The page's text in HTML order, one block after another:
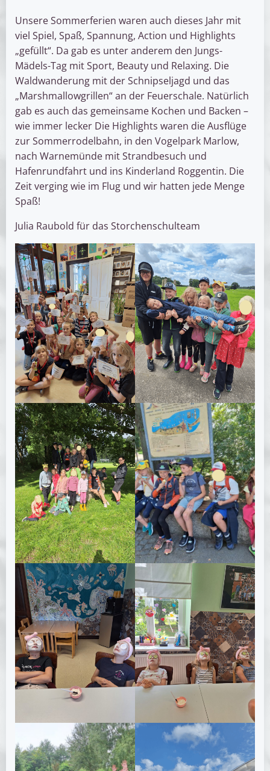
Unsere Sommerferien waren auch dieses Jahr mit
viel Spiel, Spaß, Spannung, Action und Highlights
„gefüllt“. Da gab es unter anderem den Jungs-
Mädels-Tag mit Sport, Beauty und Relaxing. Die
Waldwanderung mit der Schnipseljagd und das
„Marshmallowgrillen“ an der Feuerschale. Natürlich
gab es auch das gemeinsame Kochen und Backen –
wie immer lecker Die Highlights waren die Ausflüge
zur Sommerrodelbahn, in den Vogelpark Marlow,
nach Warnemünde mit Strandbesuch und
Hafenrundfahrt und ins Kinderland Roggentin. Die
Zeit verging wie im Flug und wir hatten jede Menge
Spaß!
Julia Raubold für das Storchenschulteam